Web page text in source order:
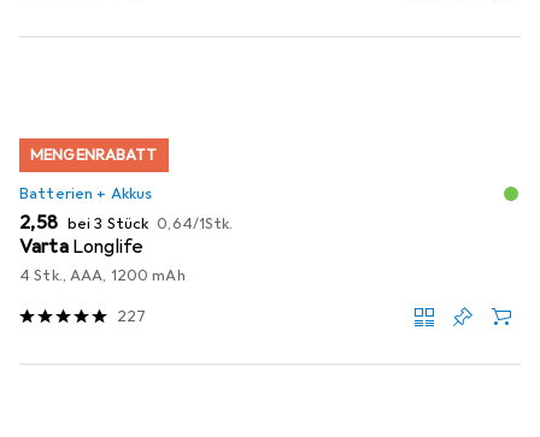
MENGENRABATT
Batterien + Akkus
EUR
2,58 bei 3 Stück EUR
0,64/1Stk.
Varta Longlife
4 Stk., AAA, 1200 mAh
227